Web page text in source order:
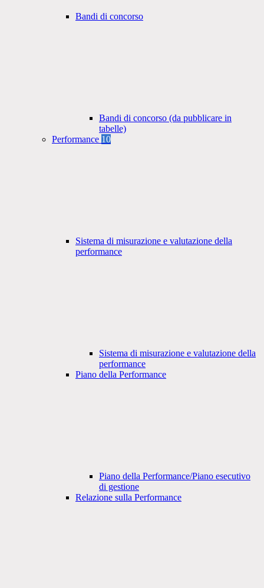
Bandi di concorso
Bandi di concorso (da pubblicare in
tabelle)
Performance 10
Sistema di misurazione e valutazione della
performance
Sistema di misurazione e valutazione della
performance
Piano della Performance
Piano della Performance/Piano esecutivo
di gestione
Relazione sulla Performance